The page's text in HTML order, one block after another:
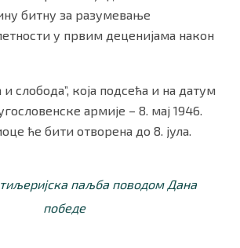
битну за разумевање
у првим деценијама након
слобода”, која подсећа и на датум
армије – 8. мај 1946.
ће бити отворена до 8. јула.
паљба поводом Дана
победе